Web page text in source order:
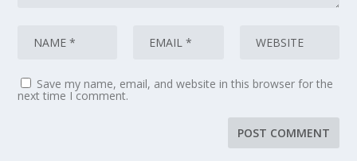
Save my name, email, and website in this browser for the
next time I comment.